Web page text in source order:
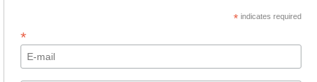
* indicates required
*